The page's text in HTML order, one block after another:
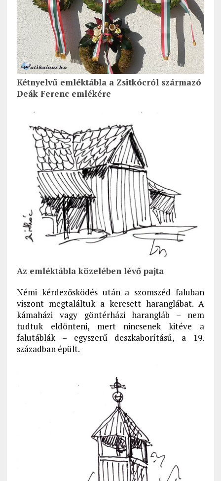
Kétnyelvű emléktábla a Zsitkócról származó
Deák Ferenc emlékére
Az emléktábla közelében lévő pajta
Némi kérdezősködés után a szomszéd faluban
viszont megtaláltuk a keresett haranglábat. A
kámaházi vagy göntérházi harangláb – nem
tudtuk eldönteni, mert nincsenek kitéve a
falutáblák – egyszerű deszkaborítású, a 19.
században épült.